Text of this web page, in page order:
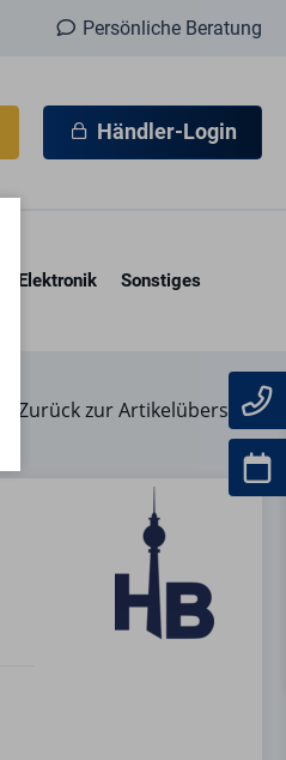
Persönliche Beratung
Händler-Login
Elektronik Sonstiges
Zurück zur Artikelübersicht